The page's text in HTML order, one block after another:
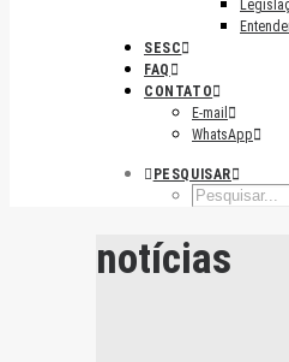
SESC
FAQ
CONTATO
E-mail
WhatsApp
PESQUISAR
notícias